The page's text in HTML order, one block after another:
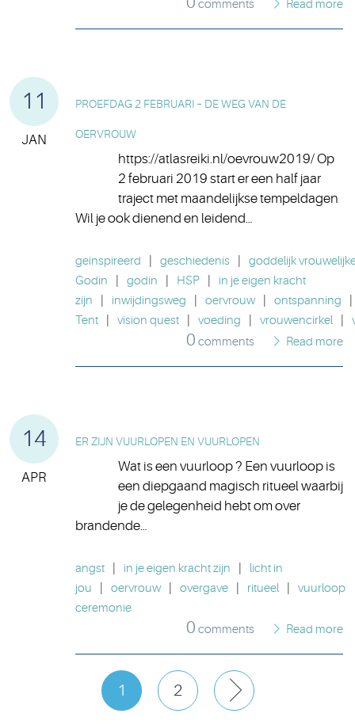
comments Read more
11
JAN
PROEFDAG 2 FEBRUARI – DE WEG VAN DE
OERVROUW
https://atlasreiki.nl/oevrouw2019/ Op
2 februari 2019 start er een half jaar
traject met maandelijkse tempeldagen
Wil je ook dienend en leidend…
geinspireerd geschiedenis
goddelijk
Godin
godin HSP
in je eigen kracht
zijn
inwijdingsweg oervrouw ontspanning
Tent
vision quest voeding vrouwencirkel
0 comments Read more
14
APR
ER ZIJN VUURLOPEN EN VUURLOPEN
Wat is een vuurloop ? Een vuurloop is
een diepgaand magisch ritueel waarbij
je de gelegenheid hebt om over
brandende…
angst in je eigen kracht zijn
licht in
jou
oervrouw overgave ritueel
vuurloop
ceremonie
0 comments Read more
1 2 Next